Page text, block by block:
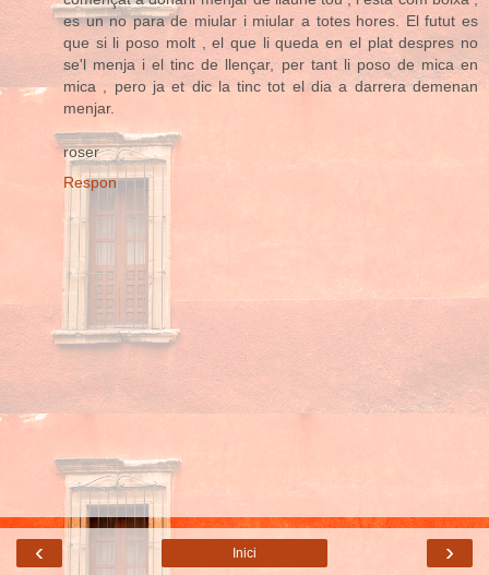
es un no para de miular i miular a totes hores. El futut es
que si li poso molt , el que li queda en el plat despres no
se'l menja i el tinc de llençar, per tant li poso de mica en
mica , pero ja et dic la tinc tot el dia a darrera demenan
menjar.
roser
Respon
‹ ›
Inici